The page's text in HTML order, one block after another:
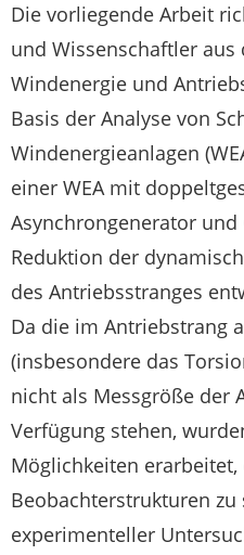
Die vorliegende Arbeit
und Wissenschaftler
Windenergie und
Basis der Analyse von
Windenergie­anlagen
einer WEA mit
Asynchrongenerator
Reduktion der
des Antriebsstranges
Da die im Antriebstrang
(insbesondere das
nicht als Messgröße der
Verfügung stehen,
Möglichkeiten erarbeitet,
Beobachterstrukturen zu
experimenteller